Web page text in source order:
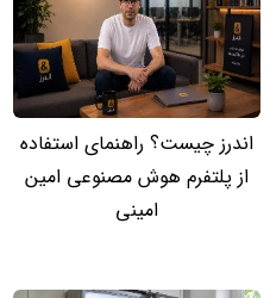
اندرز چیست؟ راهنمای استفاده
از پلتفرم هوش مصنوعی امین
امینی